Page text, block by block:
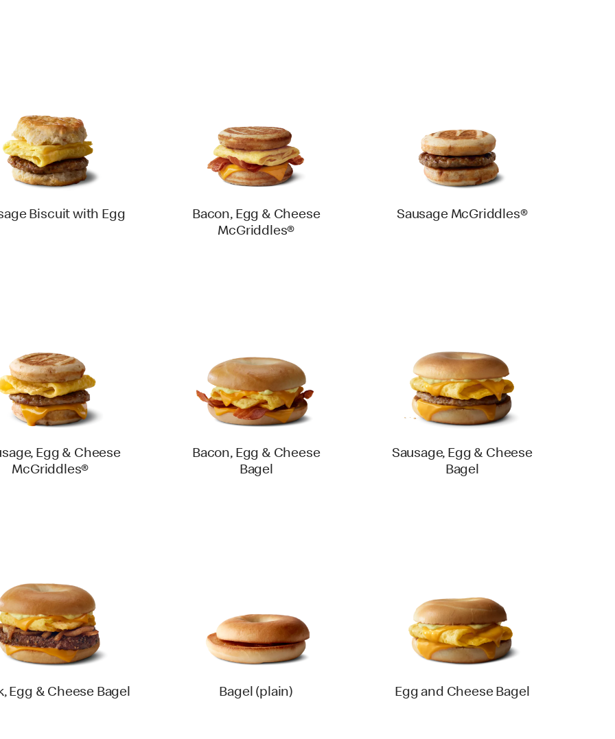
Biscuit with Egg
Bacon, Egg & Cheese
McGriddles®
Sausage McGriddles®
Egg & Cheese
McGriddles®
Bacon, Egg & Cheese
Bagel
Sausage, Egg & Cheese
Bagel
Egg & Cheese Bagel Bagel (plain) Egg and Cheese Bagel